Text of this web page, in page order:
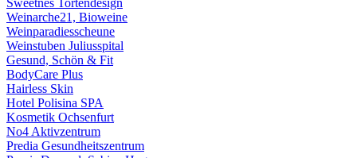
Sweetnes Tortendesign
Weinarche21, Bioweine
Weinparadiesscheune
Weinstuben Juliusspital
Gesund, Schön & Fit
BodyCare Plus
Hairless Skin
Hotel Polisina SPA
Kosmetik Ochsenfurt
No4 Aktivzentrum
Predia Gesundheitszentrum